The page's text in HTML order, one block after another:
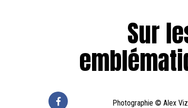
Sur
Photographie © Alex